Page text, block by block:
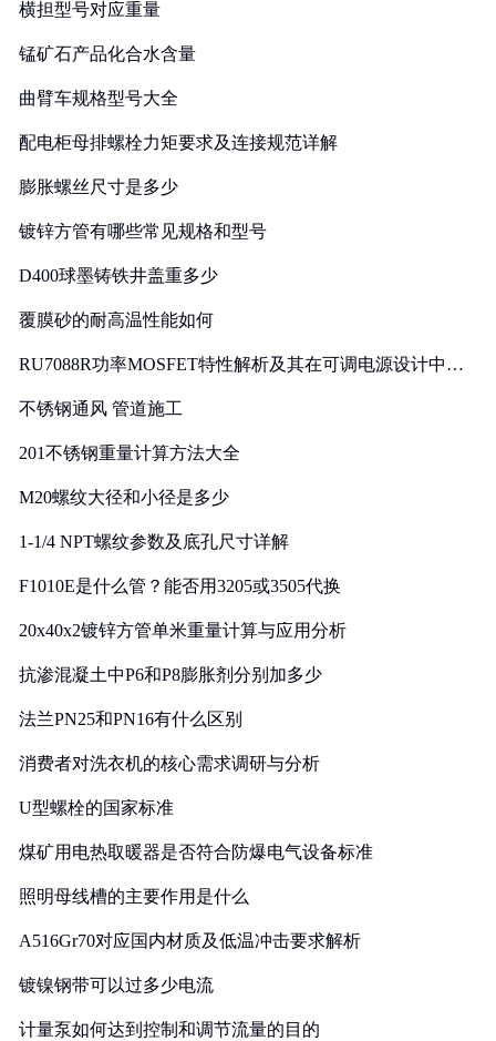
横担型号对应重量
锰矿石产品化合水含量
曲臂车规格型号大全
配电柜母排螺栓力矩要求及连接规范详解
膨胀螺丝尺寸是多少
镀锌方管有哪些常见规格和型号
D400球墨铸铁井盖重多少
覆膜砂的耐高温性能如何
RU7088R功率MOSFET特性解析及其在可调电源设计中的
不锈钢通风 管道施工
201不锈钢重量计算方法大全
M20螺纹大径和小径是多少
1-1/4 NPT螺纹参数及底孔尺寸详解
F1010E是什么管？能否用3205或3505代换
20x40x2镀锌方管单米重量计算与应用分析
抗渗混凝土中P6和P8膨胀剂分别加多少
法兰PN25和PN16有什么区别
消费者对洗衣机的核心需求调研与分析
U型螺栓的国家标准
煤矿用电热取暖器是否符合防爆电气设备标准
照明母线槽的主要作用是什么
A516Gr70对应国内材质及低温冲击要求解析
镀镍钢带可以过多少电流
计量泵如何达到控制和调节流量的目的